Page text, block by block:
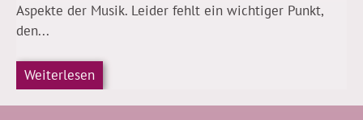
Aspekte der Musik. Leider fehlt ein wichtiger Punkt,
den...
Weiterlesen